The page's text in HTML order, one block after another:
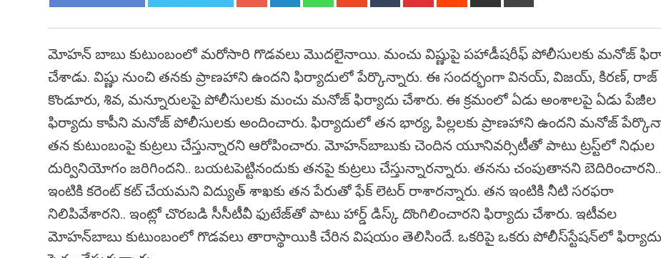
మోహన్ బాబు కుటుంబంలో మరోసారి గొడవలు మొదలైనాయి. మంచు విష్ణుపై పహాడీషరీఫ్‌ పోలీసులకు మనోజ్‌
చేశాడు. విష్ణు నుంచి తనకు ప్రాణహాని ఉందని ఫిర్యాదులో పేర్కొన్నారు. ఈ సందర్భంగా వినయ్‌, విజయ్‌, కిరణ్‌, రాజ్‌
కొండూరు, శివ, మన్నూరులపై పోలీసులకు మంచు మనోజ్‌ ఫిర్యాదు చేశారు. ఈ క్రమంలో ఏడు అంశాలపై ఏడు పేజీల
ఫిర్యాదు కాపీని మనోజ్‌ పోలీసులకు అందించారు. ఫిర్యాదులో తన భార్య, పిల్లలకు ప్రాణహాని ఉందని మనోజ్‌
తన కుటుంబంపై కుట్రలు చేస్తున్నారని ఆరోపించారు. మోహన్‌బాబుకు చెందిన యూనివర్సిటీతో పాటు ట్రస్ట్‌లో నిధుల
దుర్వినియోగం జరిగిందని.. బయటపెట్టినందుకు తనపై కుట్రలు చేస్తున్నారన్నారు. తనను చంపుతానని
ఇంటికి కరెంట్‌ కట్‌ చేయమని విద్యుత్‌ శాఖకు తన పేరుతో ఫేక్‌ లెటర్‌ రాశారన్నారు. తన ఇంటికి నీటి సరఫరా
నిలిపివేశారని.. ఇంట్లో చొరబడి సీసీటీవీ ఫుటేజ్‌తో పాటు హార్డ్‌ డిస్క్‌ దొంగిలించారని ఫిర్యాదు చేశారు. ఇటీవల
మోహన్‌బాబు కుటుంబంలో గొడవలు తారాస్థాయికి చేరిన విషయం తెలిసిందే. ఒకరిపై ఒకరు పోలీస్‌స్టేషన్‌లో